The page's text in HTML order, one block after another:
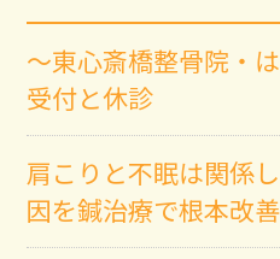
～東心斎橋整骨院・
受付と休診
肩こりと不眠は関係
因を鍼治療で根本改善